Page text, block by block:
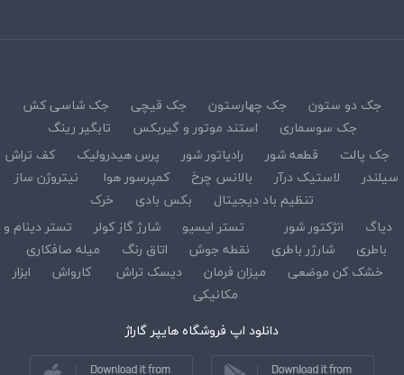
جک دو ستون جک چهارستون جک قیچی
جک شاسی کش
جک سوسماری
استند موتور و گیربکس
تابگیر رینگ
جک پالت
قطعه شور رادیاتور شور پرس هیدرولیک
کف تراش
سیلندر
لاستیک درآر بالانس چرخ کمپرسور هوا
نیتروژن ساز
تنظیم باد دیجیتال
بکس بادی
خرک
دیاگ
انژکتور شور تستر ایسیو شارژ گاز کولر
تستر دینام و
باطری
شارژر باطری نقطه جوش اتاق رنگ
میله صافکاری
خشک کن موضعی
میزان فرمان دیسک تراش کارواش
ابزار
مکانیکی
دانلود اپ فروشگاه هایپر گاراژ